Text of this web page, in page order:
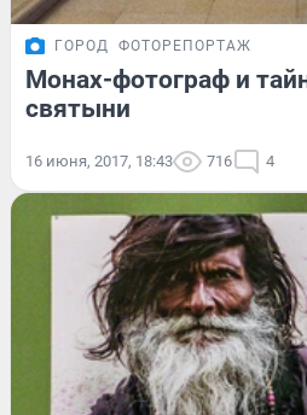
ГОРОД ФОТОРЕПОРТАЖ
Монах-фотограф и
святыни
16 июня, 2017, 18:43 716 4